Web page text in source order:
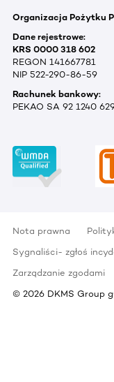
Organizacja Pożytku
Dane rejestrowe:
KRS 0000 318 602
REGON 141667781
NIP 522-290-86-59
Rachunek bankowy:
PEKAO SA 92 1240
Nota prawna
Sygnaliści- zgłoś
Zarządzanie zgodami
© 2026 DKMS Group